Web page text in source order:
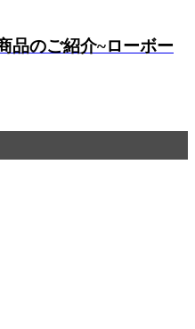
品のご紹介~ローボー